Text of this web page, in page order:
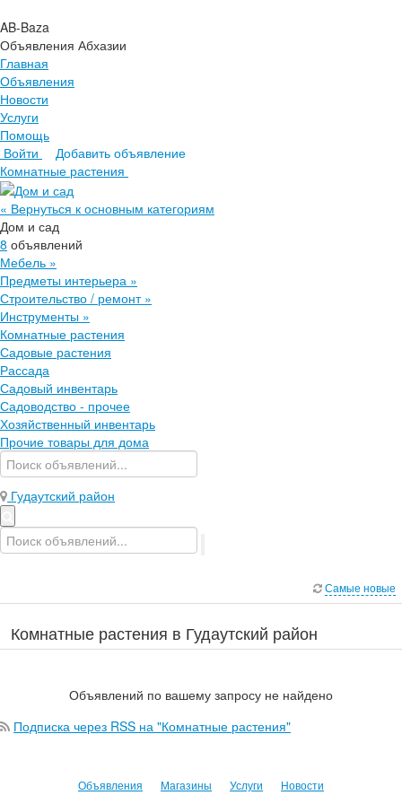
AB-Baza
Объявления Абхазии
Главная
Объявления
Новости
Услуги
Помощь
Войти
Добавить объявление
Главная
Объявления
Новости
Услуги
Помощь
Комнатные растения
« Вернуться к основным категориям
Дом и сад
8 объявлений
Мебель »
Предметы интерьера »
Строительство / ремонт»
Инструменты »
Комнатные растения
Садовые растения
Рассада
Садовый инвентарь
Садоводство - прочее
Хозяйственный инвентарь
Прочие товары для дома
Гудаутский район
Самые новые
Комнатные растения в Гудаутский район
Объявлений по вашему запросу не найдено
Подписка через RSS на "Комнатные растения"
Объявления Магазины Услуги Новости